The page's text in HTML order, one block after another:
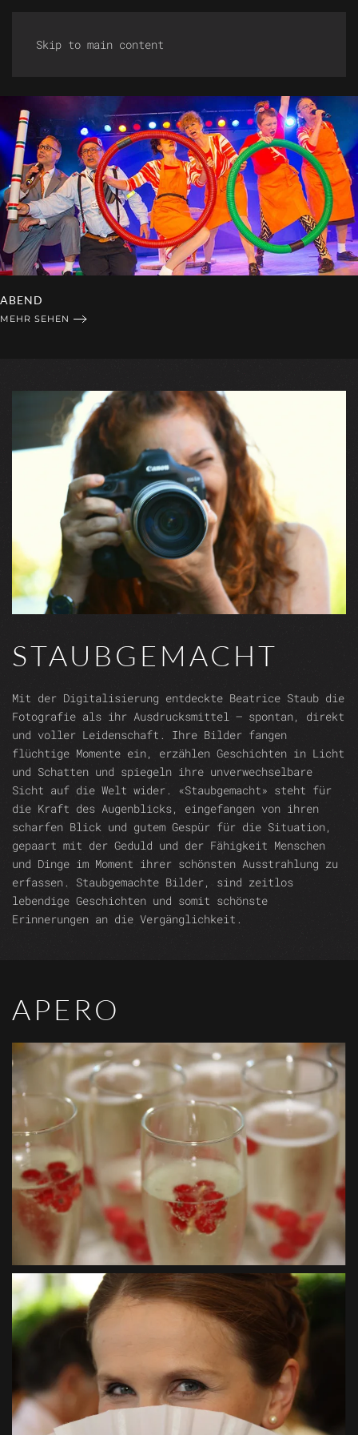
Skip to main content
BRAUTPAAR
MEHR SEHEN
STAUBGEMACHT
Mit der Digitalisierung entdeckte Beatrice Staub die
Fotografie als ihr Ausdrucksmittel – spontan, direkt
und voller Leidenschaft. Ihre Bilder fangen
flüchtige Momente ein, erzählen Geschichten in Licht
und Schatten und spiegeln ihre unverwechselbare
Sicht auf die Welt wider. «Staubgemacht» steht für
die Kraft des Augenblicks, eingefangen von ihren
scharfen Blick und gutem Gespür für die Situation,
gepaart mit der Geduld und der Fähigkeit Menschen
und Dinge im Moment ihrer schönsten Ausstrahlung zu
erfassen. Staubgemachte Bilder, sind zeitlos
lebendige Geschichten und somit schönste
Erinnerungen an die Vergänglichkeit.
APERO
VIEW
VIEW